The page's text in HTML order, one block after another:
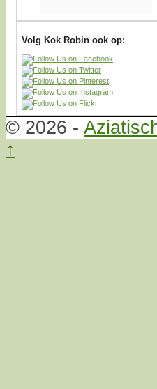
Volg Kok Robin ook op:
© 2026 -
↑